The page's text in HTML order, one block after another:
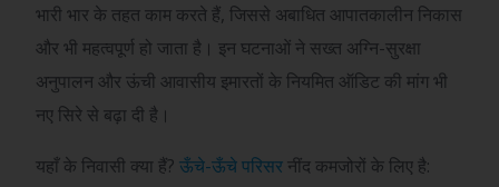
भारी भार के तहत काम करते हैं, जिससे अबाधित आपातकालीन निकास
और भी महत्वपूर्ण हो जाता है। इन घटनाओं ने सख्त अग्नि-सुरक्षा
अनुपालन और ऊंची आवासीय इमारतों के नियमित ऑडिट की मांग भी
नए सिरे से बढ़ा दी है।
यहाँ के निवासी क्या हैं? ऊँचे-ऊँचे परिसरनींद कमजोरों के लिए है: